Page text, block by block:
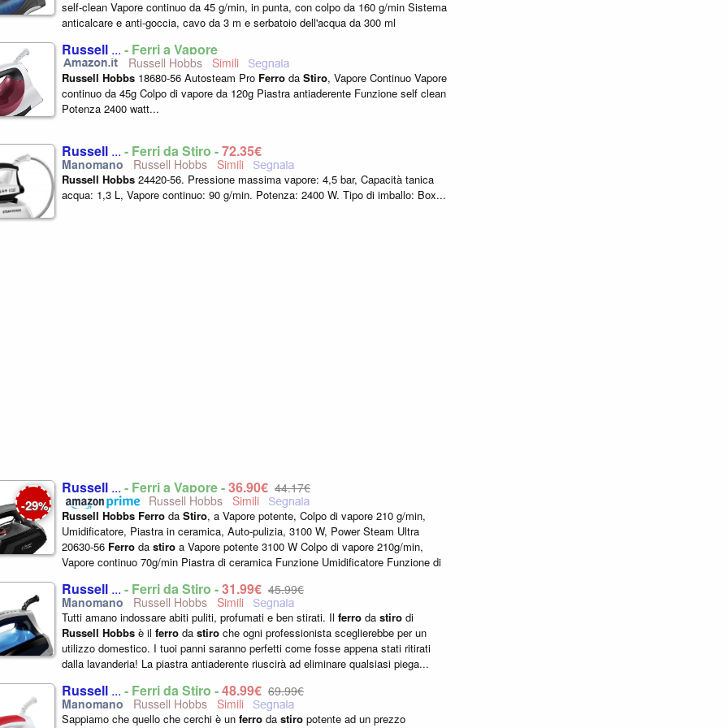
self-clean Vapore continuo da 45 g/min, in punta, con colpo da 160 g/min Sistema
anticalcare e anti-goccia, cavo da 3 m e serbatoio dell'acqua da 300 ml
Russell ... - Ferri a Vapore
Russell Hobbs
Russell Hobbs 18680-56 Autosteam Pro Ferro da Stiro, Vapore Continuo Vapore
continuo da 45g Colpo di vapore da 120g Piastra antiaderente Funzione self clean
Potenza 2400 watt...
Russell ... - Ferri da Stiro -72,35€
Russell Hobbs
Russell Hobbs 24420-56. Pressione massima vapore: 4,5 bar, Capacità tanica
acqua: 1,3 L, Vapore continuo: 90 g/min. Potenza: 2400 W. Tipo di imballo: Box...
-29%
Russell ... - Ferri a Vapore -36,90€ 44,17€
Russell Hobbs
Russell Hobbs Ferro da Stiro, a Vapore potente, Colpo di vapore 210 g/min,
Umidificatore, Piastra in ceramica, Auto-pulizia, 3100 W, Power Steam Ultra
20630-56 Ferro da stiro a Vapore potente 3100 W Colpo di vapore 210g/min,
Vapore continuo 70g/min Piastra di ceramica Funzione Umidificatore Funzione di
Russell ... - Ferri da Stiro -31,99€ 45,99€
Russell Hobbs
Tutti amano indossare abiti puliti, profumati e ben stirati. Il ferro da stiro di
Russell Hobbs è il ferro da stiro che ogni professionista sceglierebbe per un
utilizzo domestico. I tuoi panni saranno perfetti come fosse appena stati ritirati
dalla lavanderia! La piastra antiaderente riuscirà ad eliminare qualsiasi piega...
Russell ... - Ferri da Stiro -48,99€ 69,99€
Russell Hobbs
Sappiamo che quello che cerchi è un ferro da stiro potente ad un prezzo